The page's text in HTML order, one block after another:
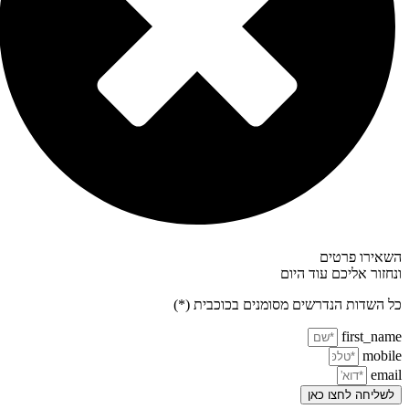
השאירו פרטים
ונחזור אליכם עוד היום
כל השדות הנדרשים מסומנים בכוכבית (*)
first_name
mobile
email
לשליחה לחצו כאן